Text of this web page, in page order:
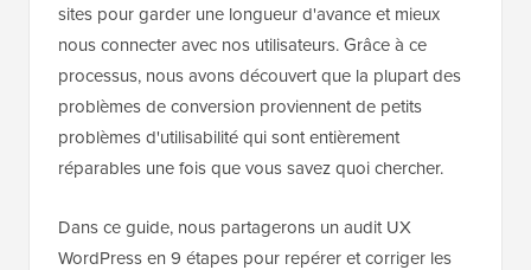
sites pour garder une longueur d'avance et mieux
nous connecter avec nos utilisateurs. Grâce à ce
processus, nous avons découvert que la plupart des
problèmes de conversion proviennent de petits
problèmes d'utilisabilité qui sont entièrement
réparables une fois que vous savez quoi chercher.
Dans ce guide, nous partagerons un audit UX
WordPress en 9 étapes pour repérer et corriger les